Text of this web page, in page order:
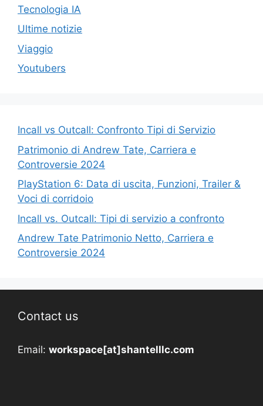
Tecnologia IA
Ultime notizie
Viaggio
Youtubers
Incall vs Outcall: Confronto Tipi di Servizio
Patrimonio di Andrew Tate, Carriera e
Controversie 2024
PlayStation 6: Data di uscita, Funzioni, Trailer &
Voci di corridoio
Incall vs. Outcall: Tipi di servizio a confronto
Andrew Tate Patrimonio Netto, Carriera e
Controversie 2024
Contact us
Email: workspace[at]shantelllc.com